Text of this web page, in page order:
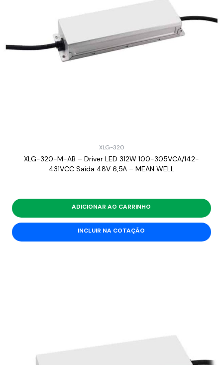
XLG-320
XLG-320-M-AB – Driver LED 312W 100-305VCA/142-
431VCC Saída 48V 6,5A – MEAN WELL
ADICIONAR AO CARRINHO
INCLUIR NA COTAÇÃO